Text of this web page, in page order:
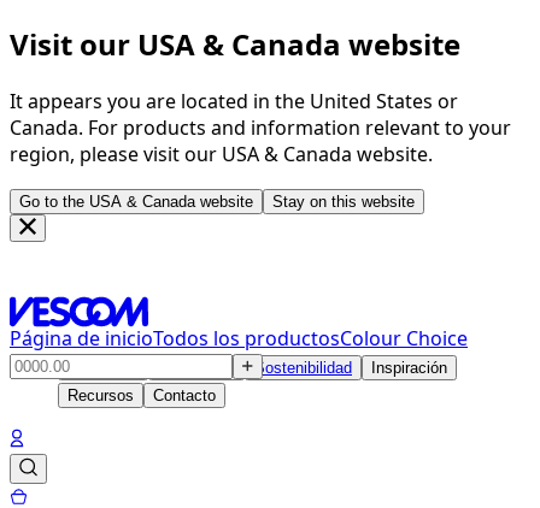
Visit our USA & Canada website
It appears you are located in the United States or
Canada. For products and information relevant to your
region, please visit our USA & Canada website.
Go to the USA & Canada website Stay on this website
Página de inicioTodos los productosColour Choice
Productos Sostenibilidad
Inspiración
Recursos
Contacto